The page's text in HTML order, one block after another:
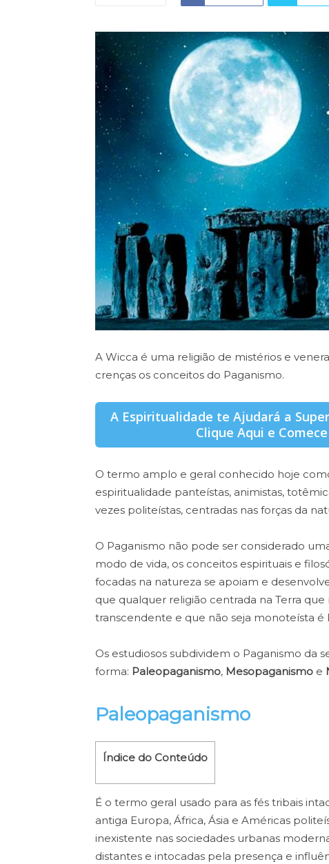
A Wicca é uma religião de mistérios e
crenças os conceitos do Paganismo.
A Espiritualidade te Ajudará a
Clique Aqui e
O termo amplo e geral conhecido hoje
espiritualidade panteístas, animistas,
vezes politeístas, centradas nas forças da
O Paganismo não pode ser considerado
modo de vida, os conceitos espirituais e
focadas na natureza se apoiam e
que qualquer religião centrada na Terra
transcendente e que não seja monoteísta é
Os estudiosos subdividem o Paganismo da
forma: Paleopaganismo, Mesopaganismo e
Paleopaganismo
Índice do Conteúdo
É o termo geral usado para as fés tribais
antiga Europa, África, Ásia e Américas
inexistente nas sociedades urbanas
distantes e intocadas pela presença e